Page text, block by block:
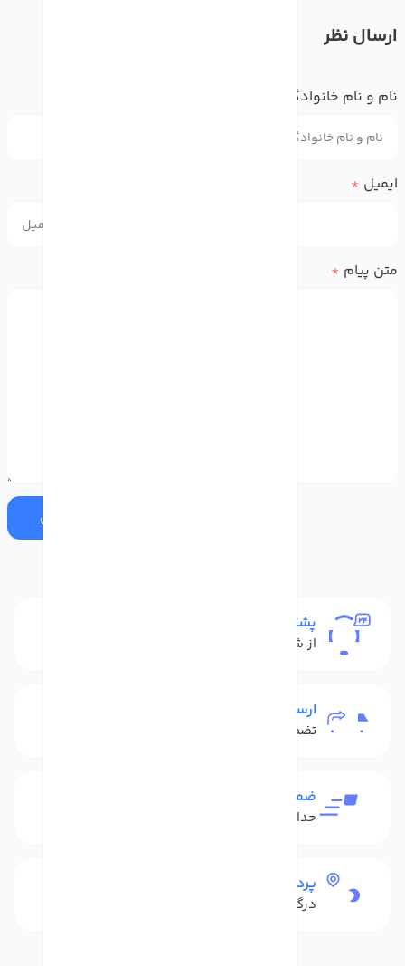
ارسال نظر
نام و نام خانوادگی
ایمیل *
متن پیام *
ارسال
پشتیبانی
از شنبه تا پنج شنبه
ارسال به سراسر کشور
تضمین بهترین قیمت
ضمانت بازگشت کالا
حداکثر 48 ساعت بعداز تحویل
پرداخت امن
درگاه بانکی شاپرک